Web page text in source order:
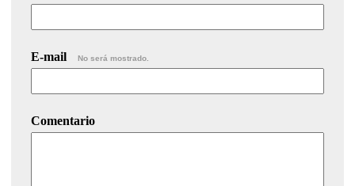
E-mail No será mostrado.
Comentario